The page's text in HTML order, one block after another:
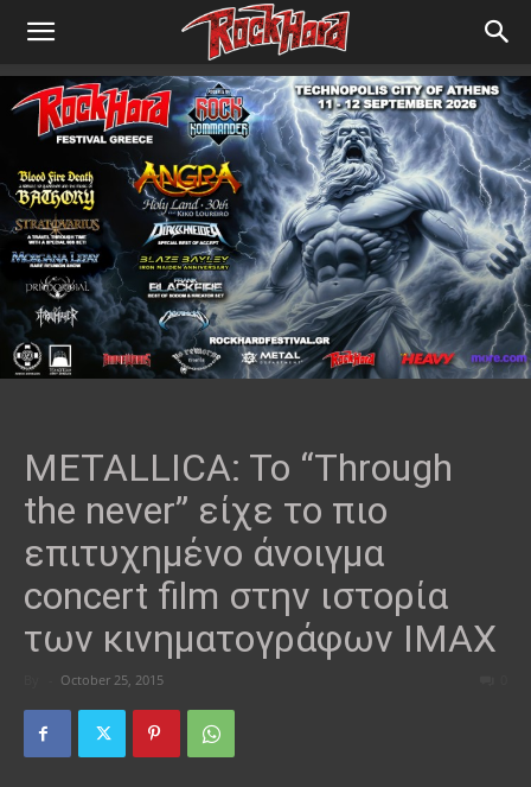
METALLICA: To “Through
the never” είχε το πιο
επιτυχημένο άνοιγμα
concert film στην ιστορία
των κινηματογράφων IMAX
October 25, 2015